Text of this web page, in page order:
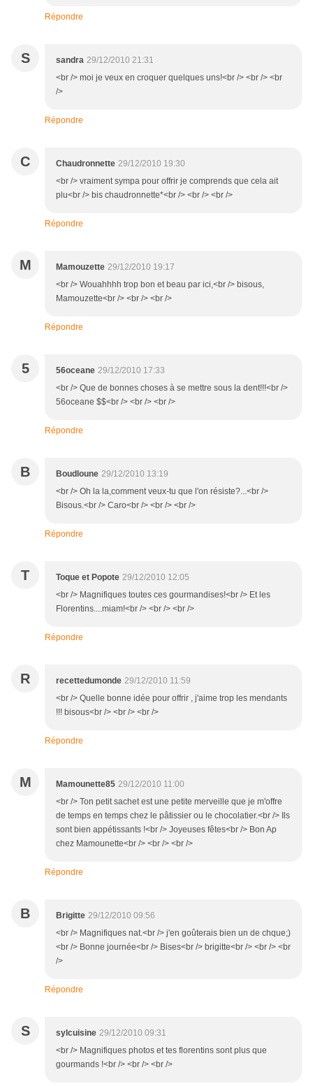
Répondre
S sandra 29/12/2010 21:31
<br /> moi je veux en croquer quelques uns!<br /> <br /> <br
/>
Répondre
C Chaudronnette 29/12/2010 19:30
<br /> vraiment sympa pour offrir je comprends que cela ait
plu<br /> bis chaudronnette*<br /> <br /> <br />
Répondre
M Mamouzette 29/12/2010 19:17
<br /> Wouahhhh trop bon et beau par ici,<br /> bisous,
Mamouzette<br /> <br /> <br />
Répondre
5 56oceane 29/12/2010 17:33
<br /> Que de bonnes choses à se mettre sous la dent!!!<br />
56oceane $$<br /> <br /> <br />
Répondre
B Boudloune 29/12/2010 13:19
<br /> Oh la la,comment veux-tu que l'on résiste?...<br />
Bisous.<br /> Caro<br /> <br /> <br />
Répondre
T Toque et Popote 29/12/2010 12:05
<br /> Magnifiques toutes ces gourmandises!<br /> Et les
Florentins....miam!<br /> <br /> <br />
Répondre
R recettedumonde 29/12/2010 11:59
<br /> Quelle bonne idée pour offrir , j'aime trop les mendants
!!! bisous<br /> <br /> <br />
Répondre
M Mamounette85 29/12/2010 11:00
<br /> Ton petit sachet est une petite merveille que je m'offre
de temps en temps chez le pâtissier ou le chocolatier.<br /> Ils
sont bien appétissants !<br /> Joyeuses fêtes<br /> Bon Ap
chez Mamounette<br /> <br /> <br />
Répondre
B Brigitte 29/12/2010 09:56
<br /> Magnifiques nat.<br /> j'en goûterais bien un de chque;)
<br /> Bonne journée<br /> Bises<br /> brigitte<br /> <br /> <br
/>
Répondre
S sylcuisine 29/12/2010 09:31
<br /> Magnifiques photos et tes florentins sont plus que
gourmands !<br /> <br /> <br />